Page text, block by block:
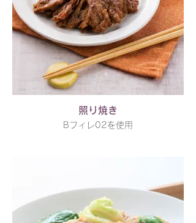
照り焼き
Bフィレ02を使用